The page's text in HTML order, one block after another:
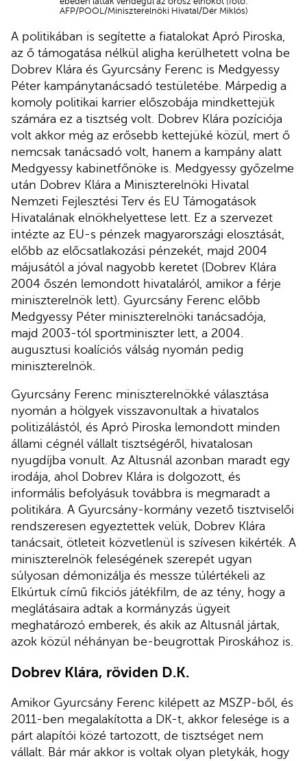
AFP/POOL/Miniszterelnöki Hivatal/Dér Miklós)
A politikában is segítette a fiatalokat Apró Piroska,
az ő támogatása nélkül aligha kerülhetett volna be
Dobrev Klára és Gyurcsány Ferenc is Medgyessy
Péter kampánytanácsadó testületébe. Márpedig a
komoly politikai karrier előszobája mindkettejük
számára ez a tisztség volt. Dobrev Klára pozíciója
volt akkor még az erősebb kettejüké közül, mert ő
nemcsak tanácsadó volt, hanem a kampány alatt
Medgyessy kabinetfőnöke is. Medgyessy győzelme
után Dobrev Klára a Miniszterelnöki Hivatal
Nemzeti Fejlesztési Terv és EU Támogatások
Hivatalának elnökhelyettese lett. Ez a szervezet
intézte az EU-s pénzek magyarországi elosztását,
előbb az előcsatlakozási pénzekét, majd 2004
májusától a jóval nagyobb keretet (Dobrev Klára
2004 őszén lemondott hivataláról, amikor a férje
miniszterelnök lett). Gyurcsány Ferenc előbb
Medgyessy Péter miniszterelnöki tanácsadója,
majd 2003-tól sportminiszter lett, a 2004.
augusztusi koalíciós válság nyomán pedig
miniszterelnök.
Gyurcsány Ferenc miniszterelnökké választása
nyomán a hölgyek visszavonultak a hivatalos
politizálástól, és Apró Piroska lemondott minden
állami cégnél vállalt tisztségéről, hivatalosan
nyugdíjba vonult. Az Altusnál azonban maradt egy
irodája, ahol Dobrev Klára is dolgozott, és
informális befolyásuk továbbra is megmaradt a
politikára. A Gyurcsány-kormány vezető tisztviselői
rendszeresen egyeztettek velük, Dobrev Klára
tanácsait, ötleteit közvetlenül is szívesen kikérték. A
miniszterelnök feleségének szerepét ugyan
súlyosan démonizálja és messze túlértékeli az
Elkúrtuk című fikciós játékfilm, de az tény, hogy a
meglátásaira adtak a kormányzás ügyeit
meghatározó emberek, és akik az Altusnál jártak,
azok közül néhányan be-beugrottak Piroskához is.
Dobrev Klára, röviden D.K.
Amikor Gyurcsány Ferenc kilépett az MSZP-ből, és
2011-ben megalakította a DK-t, akkor felesége is a
párt alapítói közé tartozott, de tisztséget nem
vállalt. Bár már akkor is voltak olyan pletykák, hogy